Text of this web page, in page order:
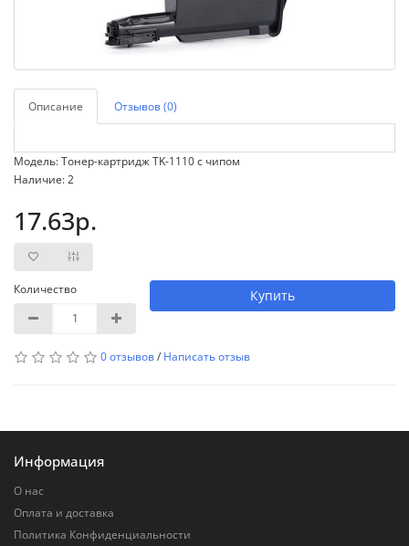
Описание Отзывов (0)
Модель: Тонер-картридж TK-1110 с чипом
Наличие: 2
17.63р.
Количество Купить
0 отзывов/ Написать отзыв
Информация
О нас
Оплата и доставка
Политика Конфиденциальности